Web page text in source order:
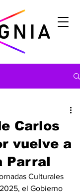
Carlos
vuelve a
Parral
Culturales
el Gobierno